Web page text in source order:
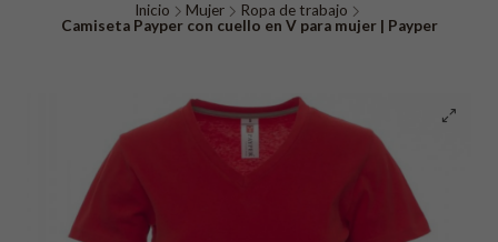
Inicio Mujer
Ropa de trabajo
Camiseta Payper con cuello en V para mujer | Payper